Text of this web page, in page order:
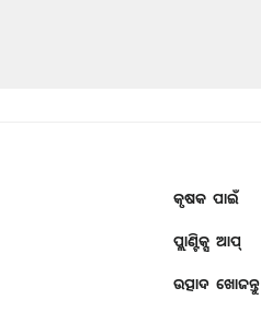
କୃଷକ ପାଇଁ
ପ୍ଲାଣ୍ଟିକ୍ସ ଆପ୍
ଉତ୍ପାଦ ଖୋଜନ୍ତୁ